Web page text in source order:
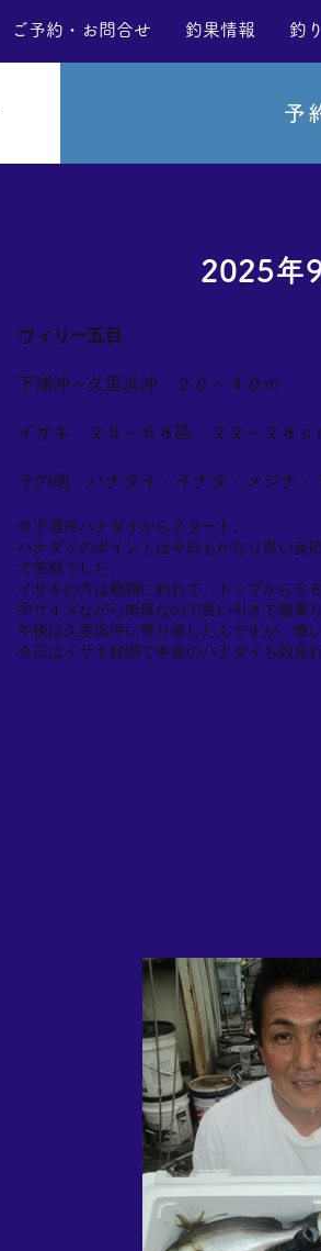
ご予約・お問合せ 釣果情報 釣
予
2025年
ウィリー五目
下浦沖～久里浜沖 ２０～４０ｍ
イサキ ２５～６８匹 ２２～２８ｃ
その他 ハナダイ・イナダ・メジナ・
※下浦沖ハナダイからスタート。
ハナダイのポイントは今日もかなり良い反
て苦戦でした。
イサキの方は順調に釣れて、トップから６
中サイズながら肉厚なので良い引きで脂乗
午後は久里浜沖に寄り道したんですが、喰
今日はイサキ好調で本命のハナダイも顔見